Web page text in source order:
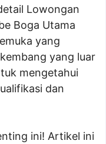
Lowongan
Boga Utama
yang
yang luar
mengetahui
dan
ini! Artikel ini